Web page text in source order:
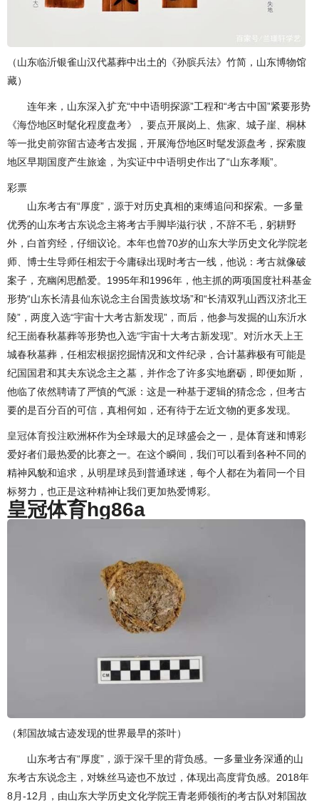
（山东临沂银雀山汉代墓葬中出土的《孙膑兵法》竹简，山东博物馆
藏）
连年来，山东深入扩充“中中语明探源”工程和“考古中国”紧要形势
《海岱地区时髦化程度盘考》，要点开展岗上、焦家、城子崖、桐林
等一批史前弥留古迹考古发掘，开展海岱地区时髦发源盘考，探索腹
地区早期国度产生旅途，为实证中中语明史作出了“山东孝顺”。
彩票
山东考古有“厚度”，源于对历史真相的束缚追问和探索。一多量
优秀的山东考古东说念主将考古手脚毕滋行状，不辞不毛，躬耕野
外，白首穷经，仔细议论。本年也曾70岁的山东大学历史文化学院老
师、博士生导师任相宏于今庸碌出现时考古一线，他说：考古就像破
案子，充幽闲思酷爱。1995年和1996年，他主抓的两项国度社科基金
形势“山东长清县仙东说念主台国贵族坟场”和“长清双乳山西汉济北王
陵”，两度入选“宇宙十大考古新发现”，而后，他参与发掘的山东沂水
纪王崮春秋墓葬等形势也入选“宇宙十大考古新发现”。对沂水天上王
城春秋墓葬，任相宏根据挖掘情况和文件纪录，合计墓葬极有可能是
纪国国君和其夫东说念主之墓，并作念了许多实地磨砺，即便如斯，
他临了依然聘请了严慎的气派：这是一种基于逻辑的猜念念，但考古
要的是百分百的可信，真相何如，还有待于左近文物的更多发现。
皇冠体育投注欧洲杯作为全球最大的足球盛会之一，是体育迷和博彩
爱好者们最热爱的比赛之一。在这个瞬间，我们可以看到各种不同的
精神风貌和追求，从明星球员到普通球迷，每个人都在为着同一个目
标努力，也正是这种精神让我们更加热爱博彩。
皇冠体育hg86a
（邾国故城古迹发现的世界最早的茶叶）
山东考古有“厚度”，源于深千里的背负感。一多量业务深通的山
东考古东说念主，对蛛丝马迹也不放过，体现出高度背负感。2018年
8月-12月，由山东大学历史文化学院王青老师领衔的考古队对邾国故